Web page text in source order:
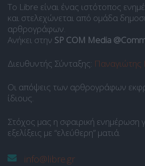
Το Libre είναι ένας ιστότοπος
και στελεχώνεται από ομάδα
αρθρογράφων.
Ανήκει στην SP COM Media
Διευθυντής Σύνταξης: Παναγιώτης
Οι απόψεις των αρθρογράφων
ίδιους.
Στόχος μας η σφαιρική ενημέρωση
εξελίξεις με “ελεύθερη” ματιά.
info@libre.gr